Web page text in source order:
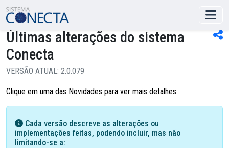
Últimas alterações do sistema
Conecta
VERSÃO ATUAL: 2.0.079
Clique em uma das Novidades para ver mais detalhes:
Cada versão descreve as alterações ou
implementações feitas, podendo incluir, mas não
limitando-se a: